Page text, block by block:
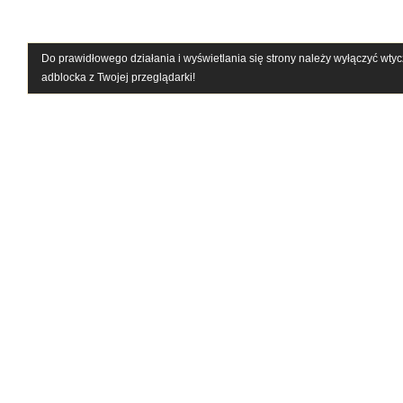
Do prawidłowego działania i wyświetlania się strony należy wyłączyć
adblocka z Twojej przeglądarki!